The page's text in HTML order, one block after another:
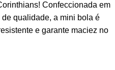
Confeccionada em
de qualidade, a mini bola é
e garante maciez no